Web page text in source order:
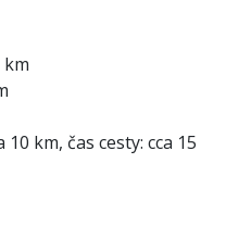
km
km, čas cesty: cca 15